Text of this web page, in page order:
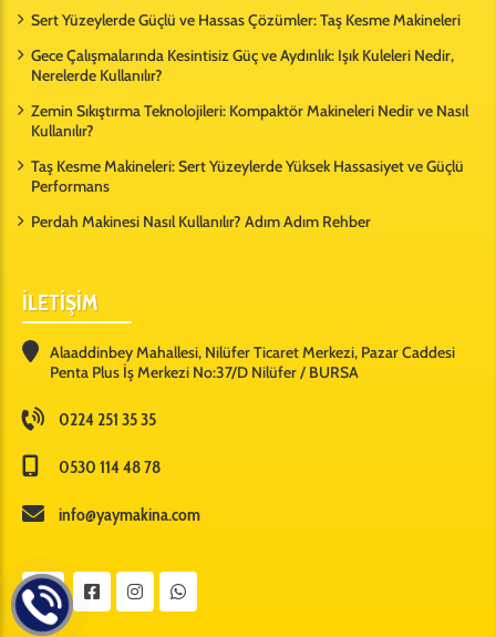
Sert Yüzeylerde Güçlü ve Hassas Çözümler: Taş Kesme Makineleri
Gece Çalışmalarında Kesintisiz Güç ve Aydınlık: Işık Kuleleri Nedir,
Nerelerde Kullanılır?
Zemin Sıkıştırma Teknolojileri: Kompaktör Makineleri Nedir ve Nasıl
Kullanılır?
Taş Kesme Makineleri: Sert Yüzeylerde Yüksek Hassasiyet ve Güçlü
Performans
Perdah Makinesi Nasıl Kullanılır? Adım Adım Rehber
İLETİŞİM
Alaaddinbey Mahallesi, Nilüfer Ticaret Merkezi, Pazar Caddesi
Penta Plus İş Merkezi No:37/D Nilüfer / BURSA
0224 251 35 35
0530 114 48 78
info@yaymakina.com